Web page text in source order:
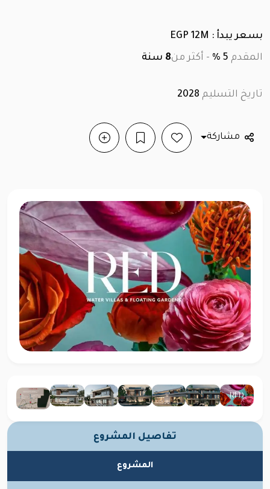
بسعر يبدأ : EGP 12M
المقدم 5 %
- أكثر من8 سنة
تاريخ التسليم 2028
مشاركة
تفاصيل المشروع
المشروع